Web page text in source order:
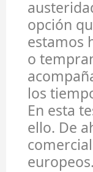
opción
estamos
o
los
En esta
ello. De
europeos.